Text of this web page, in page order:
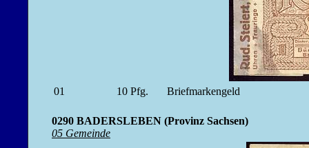
01 10 Pfg. Briefmarkengeld
0290 BADERSLEBEN (Provinz Sachsen)
05 Gemeinde